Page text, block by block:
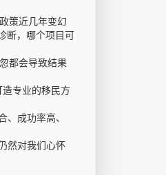
策近几年变幻
断，哪个项目可
都会导致结果
专业的移民方
成功率高、
然对我们心怀